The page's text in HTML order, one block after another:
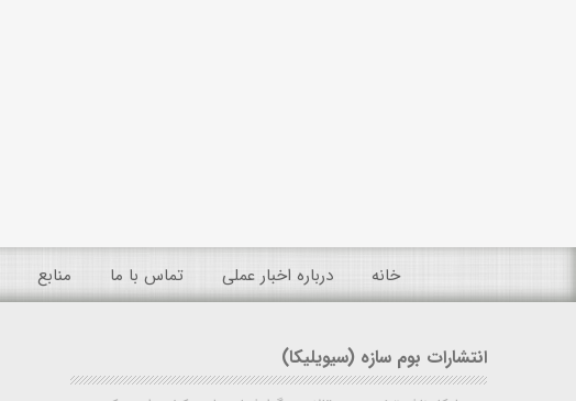
خانه درباره اخبار عملی تماس با ما منابع
انتشارات بوم سازه (سیویلیکا)